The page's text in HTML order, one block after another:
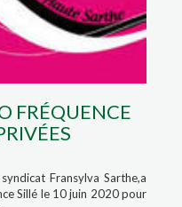
FRÉQUENCE
Fransylva Sarthe,a
Sillé le 10 juin 2020 pour